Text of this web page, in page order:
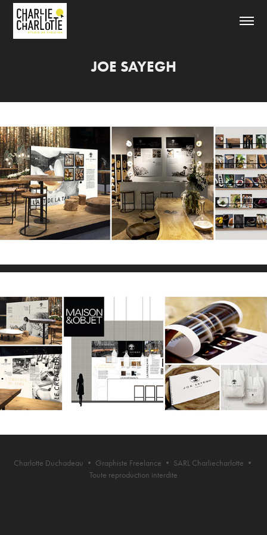
JOE SAYEGH
Charlotte Duchadeau • Graphiste Freelance • SARL Charliecharlotte •
Toute reproduction interdite